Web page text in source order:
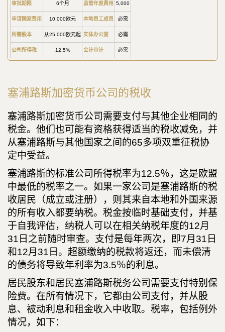
审批期限 6个月 监管年度费用 5,000
申请国家费用 10,000欧元 本地员工成员 必需
所需股本 从25,000欧元起 实体办公室 必需
公司所得税 12.5% 会计审计 必需
塞浦路斯加密货币公司的税收
塞浦路斯加密货币公司需要支付与其他企业相同的
税金。他们也可能有资格获得适当的税收减免，并
从塞浦路斯与其他国家之间的65多项双重征税协
定中受益。
塞浦路斯的标准公司所得税率为12.5％，这是欧盟
中最低的税率之一。如果一家公司是塞浦路斯的税
收居民（成立或注册），则其来自本地和外国来源
的所有收入都要纳税。税金按临时基础支付，并基
于自我评估，纳税人可以在相关纳税年度的12月
31日之前随时审查。支付是每年两次，即7月31日
和12月31日。超额缴纳的税款将返还，而未偿清
的债务将导致年利率为3.5％的利息。
居民股东和居民塞浦路斯税务公司需要支付特别保
险费。在所有情况下，它都由公司支付，并从股
息、被动利息和租金收入中收取。税率，包括例外
情况，如下：